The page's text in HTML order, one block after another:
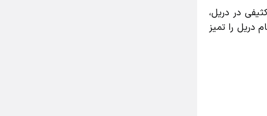
در دریل،
را تمیز